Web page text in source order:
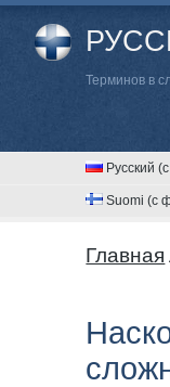
Терминов в
Русский
Suomi (с
Главная